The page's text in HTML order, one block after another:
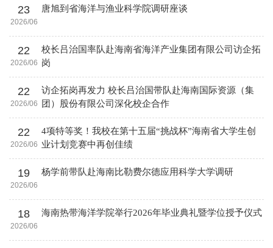
23
2026/06
唐旭到省海洋与渔业科学院调研座谈
22
2026/06
校长吕治国率队赴海南省海洋产业集团有限公司访企拓
岗
22
2026/06
访企拓岗再发力 校长吕治国带队赴海南国际资源（集
团）股份有限公司深化校企合作
22
2026/06
4项特等奖！我校在第十五届“挑战杯”海南省大学生创
业计划竞赛中再创佳绩
19
2026/06
杨学前带队赴海南比勒费尔德应用科学大学调研
18
2026/06
海南热带海洋学院举行2026年毕业典礼暨学位授予仪式